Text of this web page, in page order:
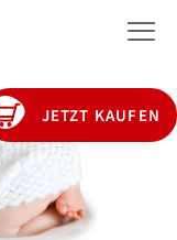
JETZT KAUFEN